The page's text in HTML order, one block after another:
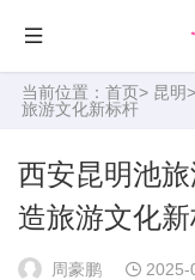
当前位置： 首页> 昆明
旅游文化新标杆
西安昆明池
造旅游文化
周豪鹏 2025-